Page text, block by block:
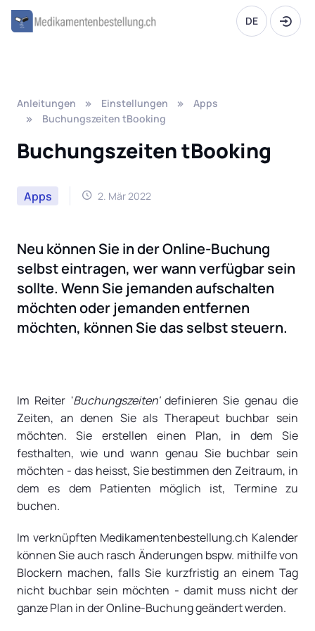
DE
Anleitungen Einstellungen
Apps
Buchungszeiten tBooking
Buchungszeiten tBooking
Apps 2. Mär 2022
Neu können Sie in der Online-Buchung
selbst eintragen, wer wann verfügbar sein
sollte. Wenn Sie jemanden aufschalten
möchten oder jemanden entfernen
möchten, können Sie das selbst steuern.
Im Reiter 'Buchungszeiten'definieren Sie genau die
Zeiten, an denen Sie als Therapeut buchbar sein
möchten. Sie erstellen einen Plan, in dem Sie
festhalten, wie und wann genau Sie buchbar sein
möchten - das heisst, Sie bestimmen den Zeitraum, in
dem es dem Patienten möglich ist, Termine zu
buchen.
Im verknüpften Medikamentenbestellung.ch Kalender
können Sie auch rasch Änderungen bspw. mithilfe von
Blockern machen, falls Sie kurzfristig an einem Tag
nicht buchbar sein möchten - damit muss nicht der
ganze Plan in der Online-Buchung geändert werden.